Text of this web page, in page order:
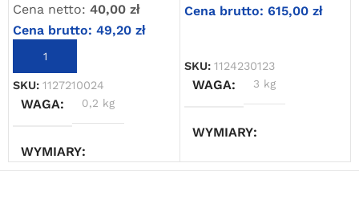
Cena netto: 40,00 zł
Cena brutto: 49,20 zł
DODAJ DO KOSZYKA
SKU: 1127210024
WAGA 0,2 kg
WYMIARY
Cena brutto: 615,00 zł
SKU: 1124230123
WAGA 3 kg
WYMIARY
20 × 20 × 20 cm
Powered by Convert Plus